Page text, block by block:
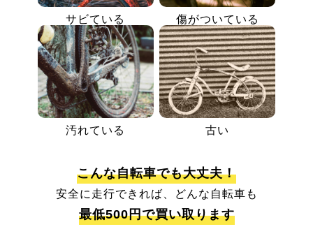
サビている 傷がついている
汚れている 古い
こんな自転車でも大丈夫！
安全に走行できれば、どんな自転車も
最低500円で買い取ります